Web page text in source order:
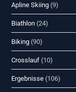
Apline Skiing (9)
Biathlon (24)
Biking (90)
Crosslauf (10)
Ergebnisse (106)